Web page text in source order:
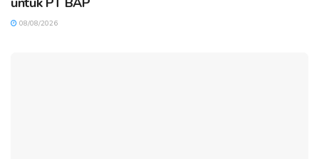
08/08/2026